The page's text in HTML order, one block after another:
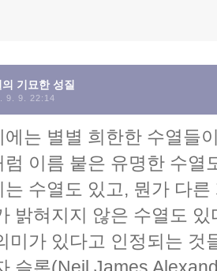
기묘한 성질
9. 9. 22:14
에는 별별 희한한 수열들
럼 이름 붙은 유명한 수열
는 수열도 있고, 뭔가 다
밝혀지지 않은 수열도
미가 있다고 인정되는 것